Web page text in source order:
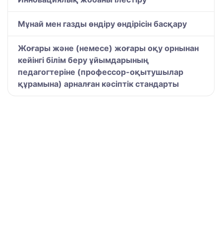
Мұнай мен газды өндіру өндірісін басқару
Жоғары және (немесе) жоғары оқу орнынан
кейінгі білім беру ұйымдарының
педагогтеріне (профессор-оқытушылар
құрамына) арналған кәсіптік стандарты